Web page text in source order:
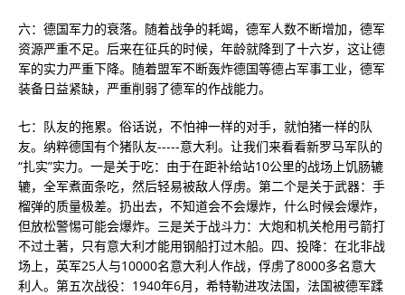
六：德国军力的衰落。随着战争的耗竭，德军人数不断增加，德军
资源严重不足。后来在征兵的时候，年龄就降到了十六岁，这让德
军的实力严重下降。随着盟军不断轰炸德国等德占军事工业，德军
装备日益紧缺，严重削弱了德军的作战能力。
七：队友的拖累。俗话说，不怕神一样的对手，就怕猪一样的队
友。纳粹德国有个猪队友-----意大利。让我们来看看新罗马军队的
“扎实”实力。一是关于吃：由于在距补给站10公里的战场上饥肠辘
辘，全军煮面条吃，然后轻易被敌人俘虏。第二个是关于武器：手
榴弹的质量极差。扔出去，不知道会不会爆炸，什么时候会爆炸，
但放松警惕可能会爆炸。三是关于战斗力：大炮和机关枪用弓箭打
不过土著，只有意大利才能用钢船打过木船。四、投降：在北非战
场上，英军25人与10000名意大利人作战，俘虏了8000多名意大
利人。第五次战役：1940年6月，希特勒进攻法国，法国被德军蹂